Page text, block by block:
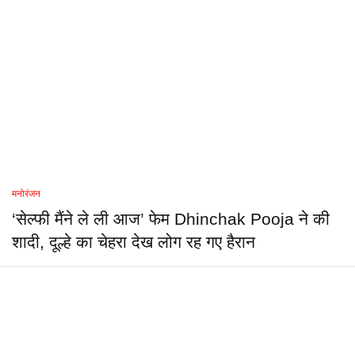
मनोरंजन
‘सेल्फी मैंने ले ली आज’ फेम Dhinchak Pooja ने की
शादी, दूल्हे का चेहरा देख लोग रह गए हैरान